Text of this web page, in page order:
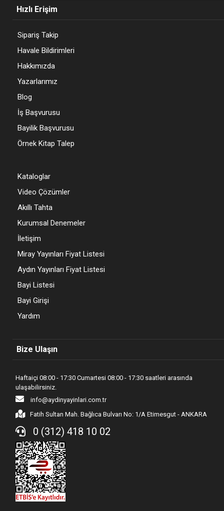
Hızlı Erişim
Sipariş Takip
Havale Bildirimleri
Hakkımızda
Yazarlarımız
Blog
İş Başvurusu
Bayilik Başvurusu
Örnek Kitap Talep
Kataloglar
Video Çözümler
Akıllı Tahta
Kurumsal Denemeler
İletişim
Miray Yayınları Fiyat Listesi
Aydın Yayınları Fiyat Listesi
Bayi Listesi
Bayi Girişi
Yardım
Bize Ulaşın
Haftaiçi 08:00 - 17:30 Cumartesi 08:00 - 17:30 saatleri arasında
ulaşabilirsiniz.
info@aydinyayinlari.com.tr
Fatih Sultan Mah. Bağlıca Bulvarı No: 1/A Etimesgut - ANKARA
0 (312) 418 10 02